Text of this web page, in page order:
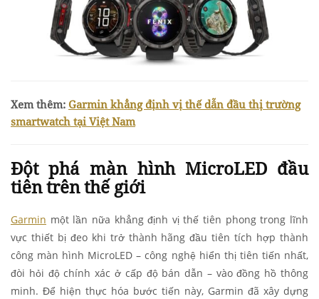
Xem thêm: Garmin khẳng định vị thế dẫn đầu thị trường
smartwatch tại Việt Nam
Đột phá màn hình MicroLED đầu
tiên trên thế giới
Garmin một lần nữa khẳng định vị thế tiên phong trong lĩnh
vực thiết bị đeo khi trở thành hãng đầu tiên tích hợp thành
công màn hình MicroLED – công nghệ hiển thị tiên tiến nhất,
đòi hỏi độ chính xác ở cấp độ bán dẫn – vào đồng hồ thông
minh. Để hiện thực hóa bước tiến này, Garmin đã xây dựng